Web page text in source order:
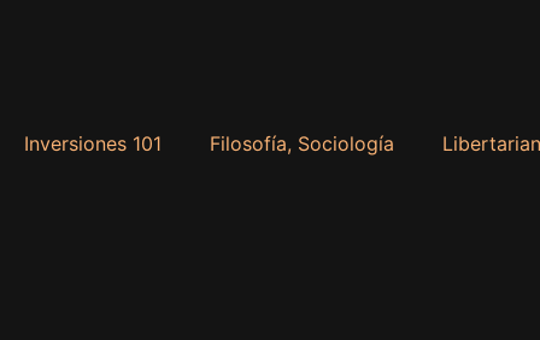
Inversiones 101 Filosofía, Sociología